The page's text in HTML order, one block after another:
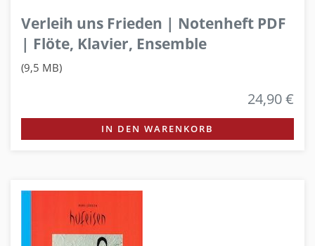
Verleih uns Frieden | Notenheft PDF
| Flöte, Klavier, Ensemble
(9,5 MB)
24,90 €
IN DEN WARENKORB